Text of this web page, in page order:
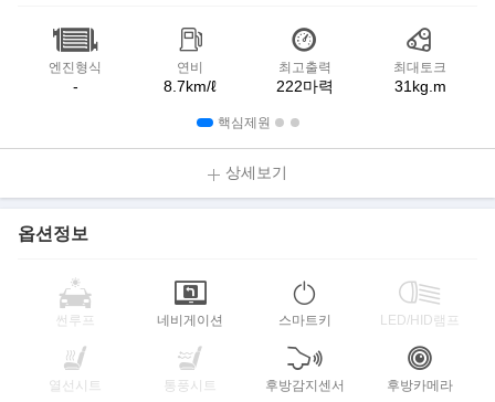
엔진형식
-
연비
8.7km/ℓ
최고출력
222마력
최대토크
31kg.m
핵심제원
상세보기
옵션정보
썬루프 네비게이션 스마트키 LED/HID램프
열선시트 통풍시트 후방감지센서 후방카메라